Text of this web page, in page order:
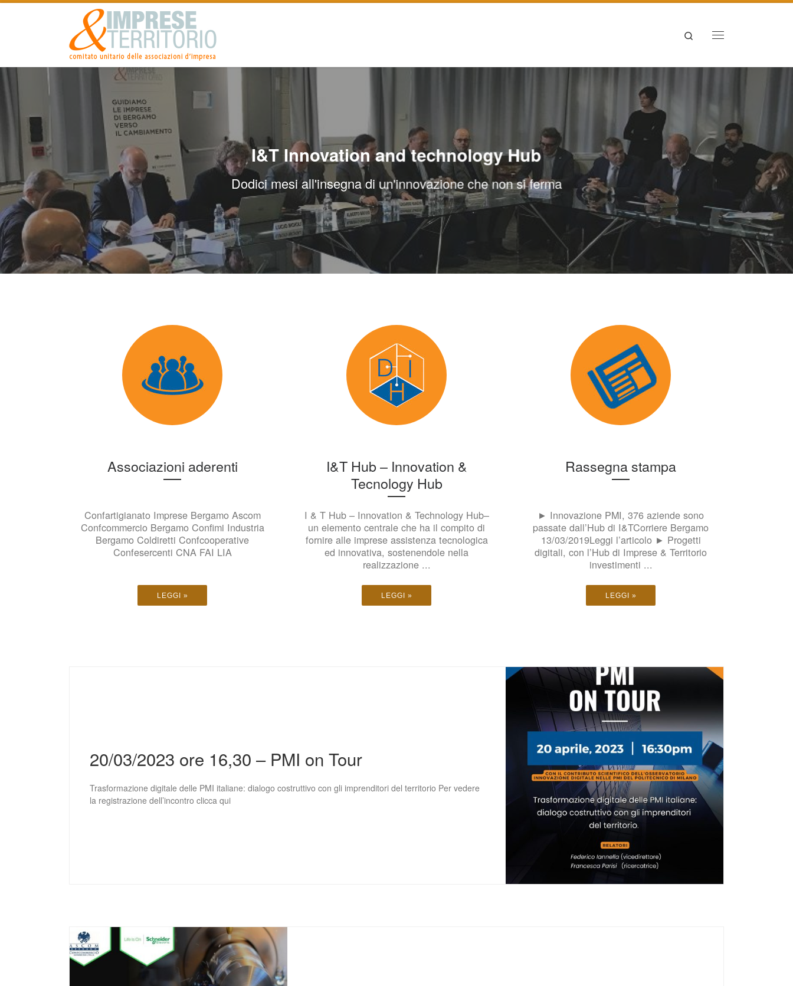
Passa al contenuto
Search
I&T Innovation and technology Hub
Dodici mesi all'insegna di un'innovazione che non si ferma
Associazioni aderenti
Confartigianato Imprese Bergamo Ascom
Confcommercio Bergamo Confimi Industria
Bergamo Coldiretti Confcooperative
Confesercenti CNA FAI LIA
LEGGI »
I&T Hub – Innovation &
Tecnology Hub
I & T Hub – Innovation & Technology Hub–
un elemento centrale che ha il compito di
fornire alle imprese assistenza tecnologica
ed innovativa, sostenendole nella
realizzazione ...
LEGGI »
Rassegna stampa
► Innovazione PMI, 376 aziende sono
passate dall’Hub di I&TCorriere Bergamo
13/03/2019Leggi l’articolo ► Progetti
digitali, con l’Hub di Imprese & Territorio
investimenti ...
LEGGI »
20/03/2023 ore 16,30 – PMI on Tour
Trasformazione digitale delle PMI italiane: dialogo costruttivo con gli imprenditori del territorio Per vedere
la registrazione dell’incontro clicca qui